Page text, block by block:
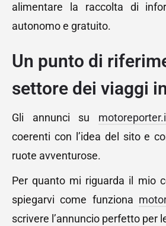
alimentare la raccolta di
autonomo e gratuito.
Un punto di
settore dei viaggi
Gli annunci su
coerenti con l’idea del sito e
ruote avventurose.
Per quanto mi riguarda il mio
spiegarvi come funziona
scrivere l’annuncio perfetto per